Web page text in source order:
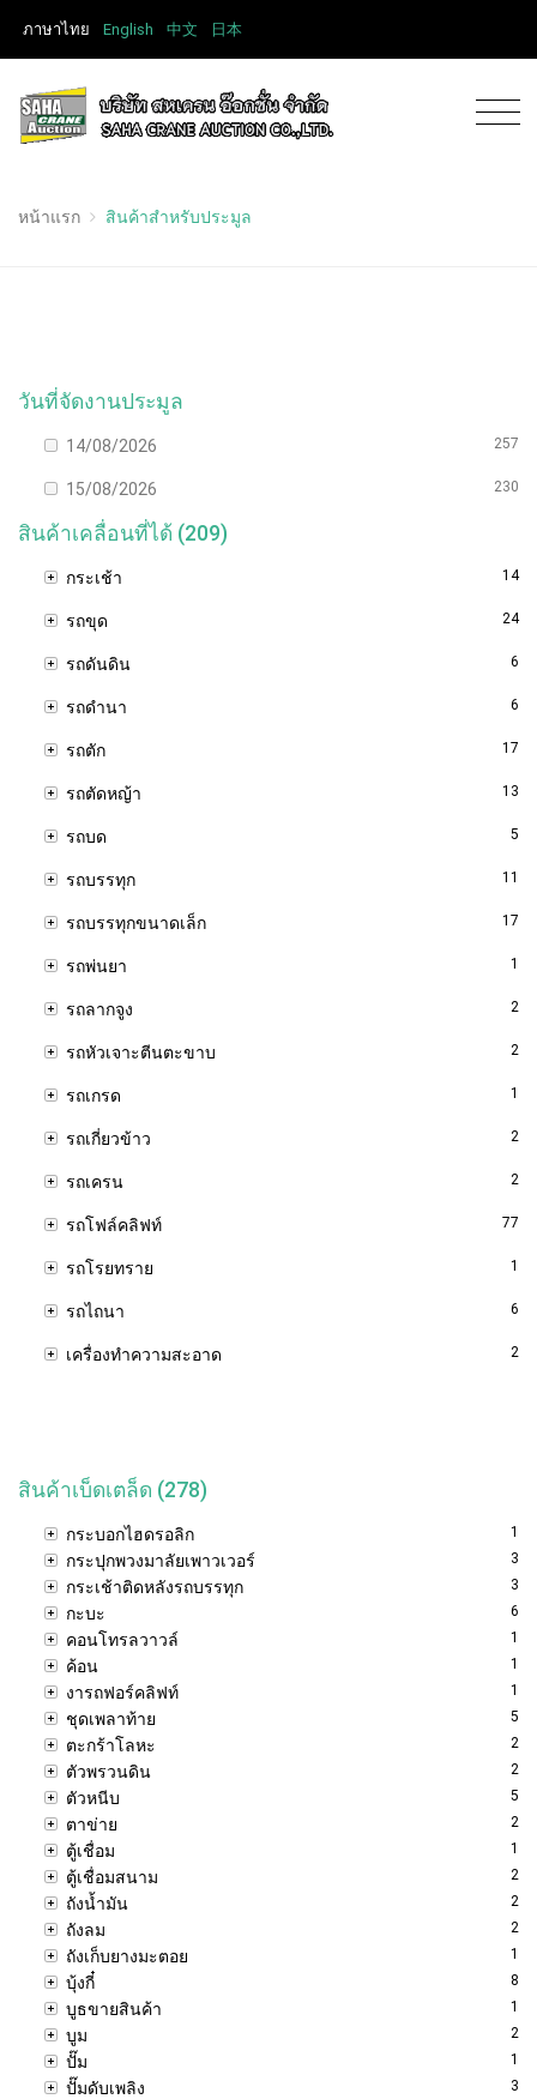
ภาษาไทย English 中文 日本
หน้าแรก สินค้าสำหรับประมูล
วันที่จัดงานประมูล
14/08/2026 257
15/08/2026 230
สินค้าเคลื่อนที่ได้ (209)
กระเช้า 14
รถขุด 24
รถดันดิน 6
รถดำนา 6
รถตัก 17
รถตัดหญ้า 13
รถบด 5
รถบรรทุก 11
รถบรรทุกขนาดเล็ก 17
รถพ่นยา 1
รถลากจูง 2
รถหัวเจาะตีนตะขาบ 2
รถเกรด 1
รถเกี่ยวข้าว 2
รถเครน 2
รถโฟล์คลิฟท์ 77
รถโรยทราย 1
รถไถนา 6
เครื่องทำความสะอาด 2
สินค้าเบ็ดเตล็ด (278)
กระบอกไฮดรอลิก 1
กระปุกพวงมาลัยเพาวเวอร์ 3
กระเช้าติดหลังรถบรรทุก 3
กะบะ 6
คอนโทรลวาวล์ 1
ค้อน 1
งารถฟอร์คลิฟท์ 1
ชุดเพลาท้าย 5
ตะกร้าโลหะ 2
ตัวพรวนดิน 2
ตัวหนีบ 5
ตาข่าย 2
ตู้เชื่อม 1
ตู้เชื่อมสนาม 2
ถังน้ำมัน 2
ถังลม 2
ถังเก็บยางมะตอย 1
บุ้งกี๋ 8
บูธขายสินค้า 1
บูม 2
ปั๊ม 1
ปั๊มดับเพลิง 3